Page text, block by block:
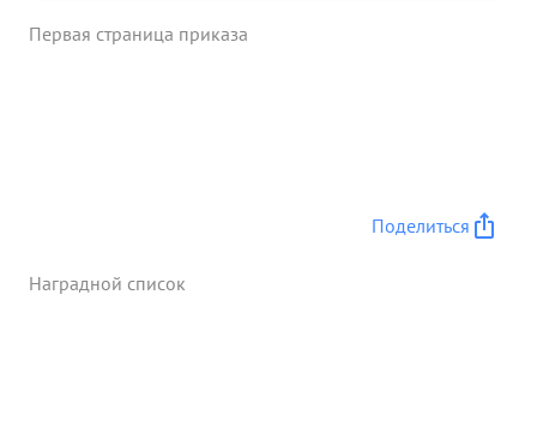
Первая страница приказа
Поделиться
Наградной список